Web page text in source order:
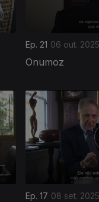
Ep. 21 06 out. 2025
Onumoz
Ep. 17 08 set. 2025